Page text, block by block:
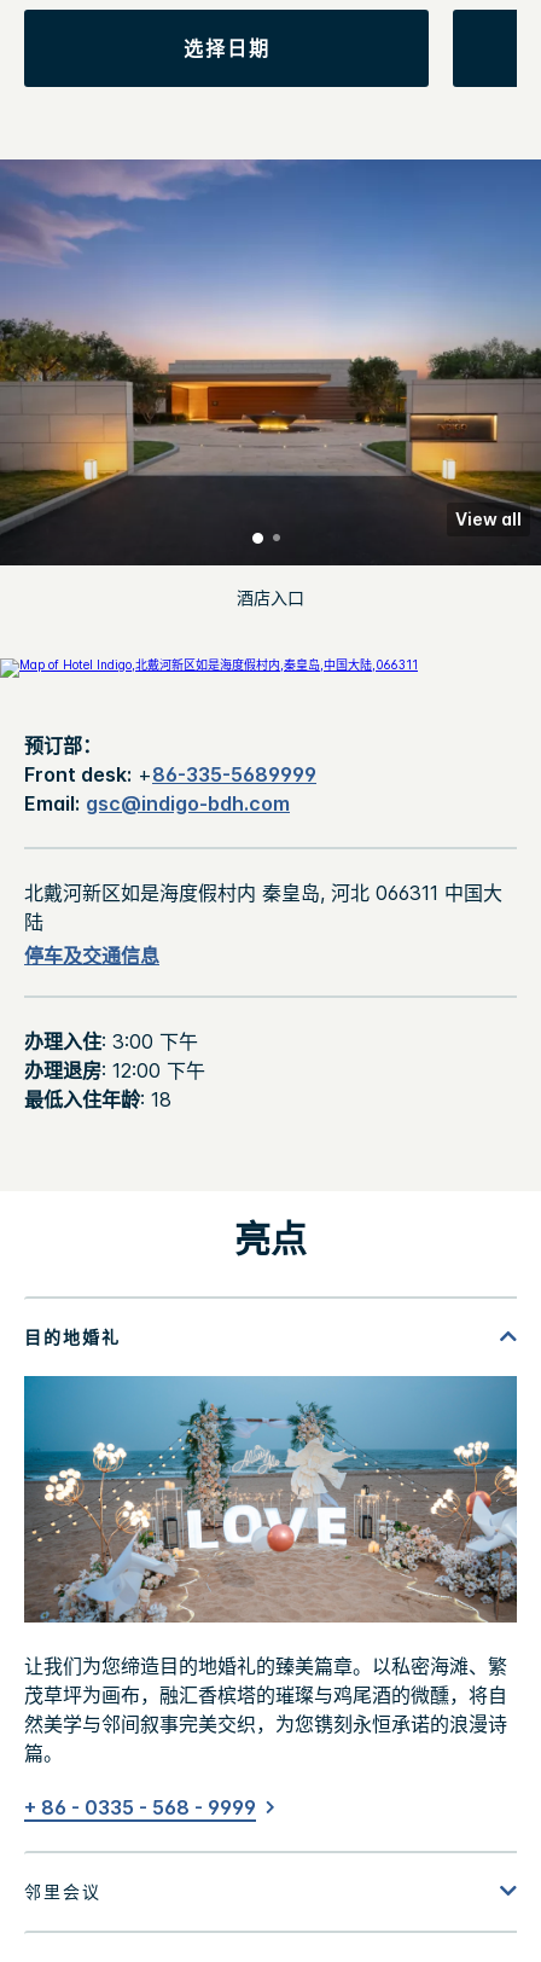
选择日期
酒店入口
View all
预订部：
Front desk: +86-335-5689999
Email: gsc@indigo-bdh.com
北戴河新区如是海度假村内 秦皇岛, 河北 066311 中国大
陆
停车及交通信息
办理入住: 3:00 下午
办理退房: 12:00 下午
最低入住年龄: 18
亮点
让我们为您缔造目的地婚礼的臻美篇章。以私密海滩、繁
茂草坪为画布，融汇香槟塔的璀璨与鸡尾酒的微醺，将自
然美学与邻间叙事完美交织，为您镌刻永恒承诺的浪漫诗
篇。
+ 86 - 0335 - 568 - 9999